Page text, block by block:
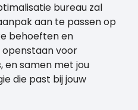
bureau zal
aan te passen op
behoeften en
openstaan voor
en samen met jou
die past bij jouw